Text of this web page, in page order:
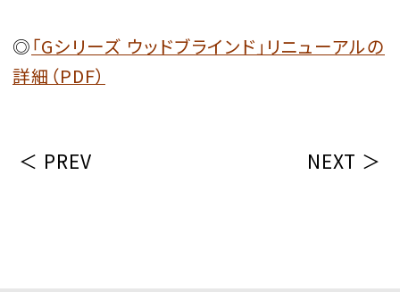
◎「Gシリーズ ウッドブラインド」リニューアルの
詳細（PDF）
＜ PREV NEXT ＞